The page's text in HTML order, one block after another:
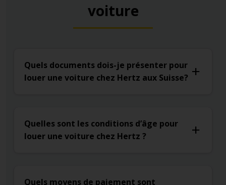
voiture
Quels documents dois-je présenter pour
louer une voiture chez Hertz aux Suisse?
Quelles sont les conditions d’âge pour
louer une voiture chez Hertz ?
Quels moyens de paiement sont